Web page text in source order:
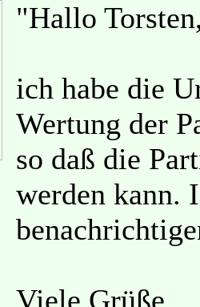
"Hallo
ich habe die
Wertung der
so daß die
werden kann.
Viele Grüße,